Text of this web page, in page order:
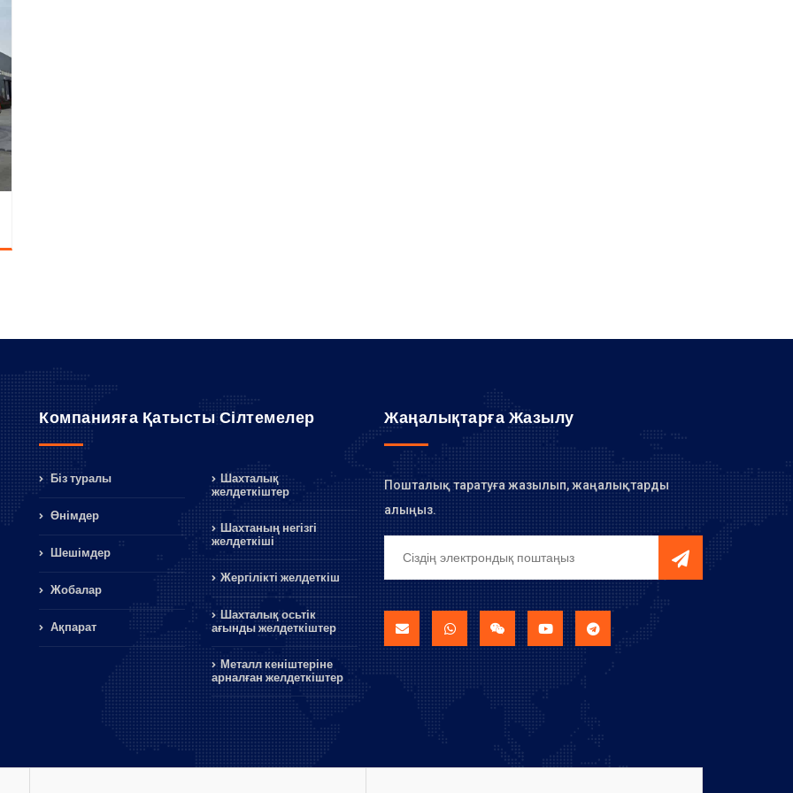
Компанияға Қатысты Сілтемелер
Біз туралы
Өнімдер
Шешімдер
Жобалар
Ақпарат
Шахталық
желдеткіштер
Шахтаның негізгі
желдеткіші
Жергілікті желдеткіш
Шахталық осьтік
ағынды желдеткіштер
Металл кеніштеріне
арналған желдеткіштер
Жаңалықтарға Жазылу
Пошталық таратуға жазылып, жаңалықтарды
алыңыз.